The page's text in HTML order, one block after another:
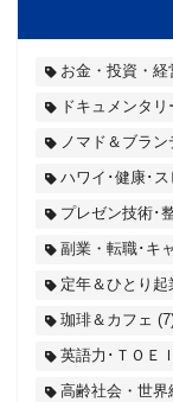
お金・投資・経
ドキュメンタ
ノマド＆ブラ
ハワイ･健康･
プレゼン技術･
副業・転職･キ
定年＆ひとり起
珈琲＆カフェ
英語力･ＴＯＥ
高齢社会・世界